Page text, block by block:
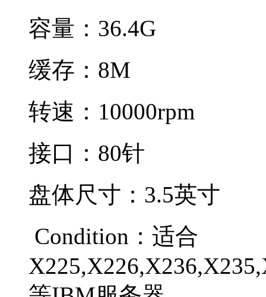
容量：36.4G
缓存：8M
转速：10000rpm
接口：80针
盘体尺寸：3.5英寸
Condition： 适合